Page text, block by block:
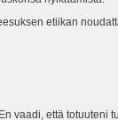
etiikan
En vaadi, että totuuteni